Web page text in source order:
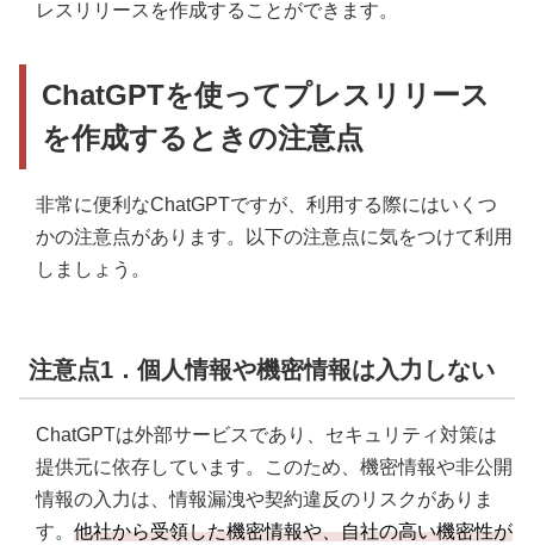
レスリリースを作成することができます。
ChatGPTを使ってプレスリリース
を作成するときの注意点
非常に便利なChatGPTですが、利用する際にはいくつ
かの注意点があります。以下の注意点に気をつけて利用
しましょう。
注意点1．個人情報や機密情報は入力しない
ChatGPTは外部サービスであり、セキュリティ対策は
提供元に依存しています。このため、機密情報や非公開
情報の入力は、情報漏洩や契約違反のリスクがありま
す。 他社から受領した機密情報や、自社の高い機密性が